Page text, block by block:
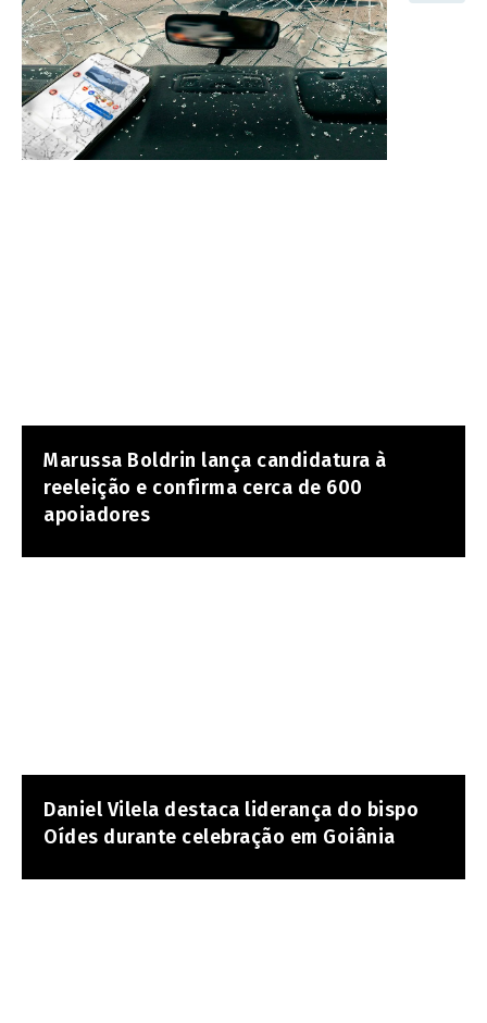
Marussa Boldrin lança candidatura à
reeleição e confirma cerca de 600
apoiadores
Daniel Vilela destaca liderança do bispo
Oídes durante celebração em Goiânia